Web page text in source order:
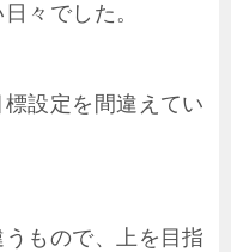
々でした。
設定を間違えてい
もので、上を目指